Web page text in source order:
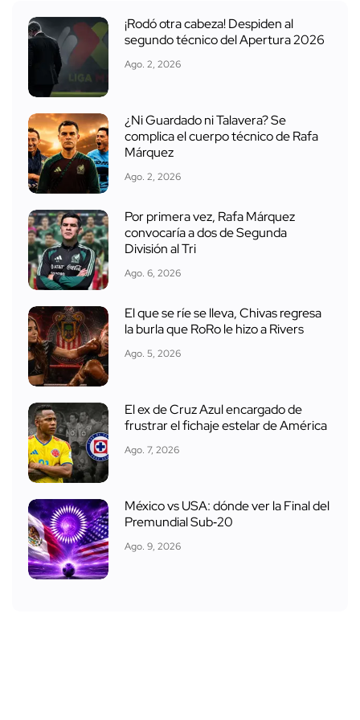
¡Rodó otra cabeza! Despiden al
segundo técnico del Apertura 2026
Ago. 2, 2026
¿Ni Guardado ni Talavera? Se
complica el cuerpo técnico de Rafa
Márquez
Ago. 2, 2026
Por primera vez, Rafa Márquez
convocaría a dos de Segunda
División al Tri
Ago. 6, 2026
El que se ríe se lleva, Chivas regresa
la burla que RoRo le hizo a Rivers
Ago. 5, 2026
El ex de Cruz Azul encargado de
frustrar el fichaje estelar de América
Ago. 7, 2026
México vs USA: dónde ver la Final del
Premundial Sub‑20
Ago. 9, 2026